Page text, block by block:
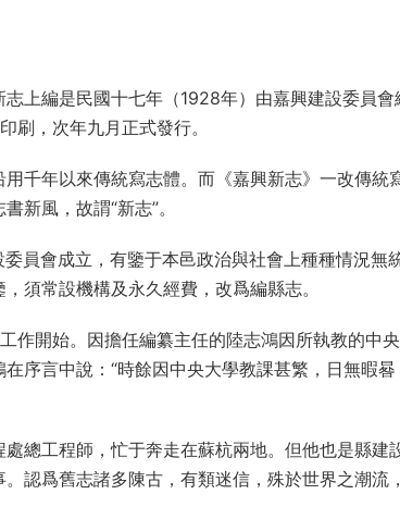
上編是民國十七年（1928年）由嘉興建設委員
刷，次年九月正式發行。
千年以來傳統寫志體。而《嘉興新志》一改傳統
新風，故謂“新志”。
員會成立，有鑒于本邑政治與社會上種種情況無
須常設機構及永久經費，改爲編縣志。
作開始。因擔任編纂主任的陸志鴻因所執教的中
序言中說：“時餘因中央大學教課甚繁，日無暇
總工程師，忙于奔走在蘇杭兩地。但他也是縣建
認爲舊志諸多陳古，有類迷信，殊於世界之潮流